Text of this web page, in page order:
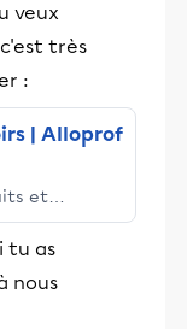
veux
très
:
| Alloprof
et
les élèves
tu as
nous